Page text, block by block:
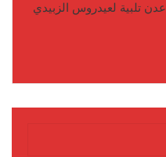
عدن تلبية لعيدروس الزبيدي